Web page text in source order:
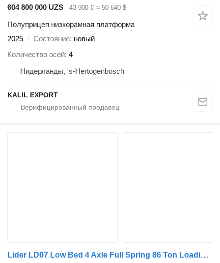
604 800 000 UZS 43 900 € ≈ 50 640 $
Полуприцеп низкорамная платформа
2025
Состояние новый
Количество осей 4
Нидерланды, 's-Hertogenbosch
KALIL EXPORT
Lider LD07 Low Bed 4 Axle Full Spring 86 Ton Loading !Price Per Unit!